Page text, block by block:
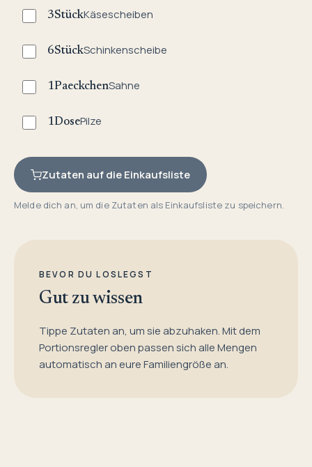
3StückKäsescheiben
6StückSchinkenscheibe
1PaeckchenSahne
1DosePilze
Zutaten auf die Einkaufsliste
Melde dich an, um die Zutaten als Einkaufsliste zu speichern.
BEVOR DU LOSLEGST
Gut zu wissen
Tippe Zutaten an, um sie abzuhaken. Mit dem
Portionsregler oben passen sich alle Mengen
automatisch an eure Familiengröße an.